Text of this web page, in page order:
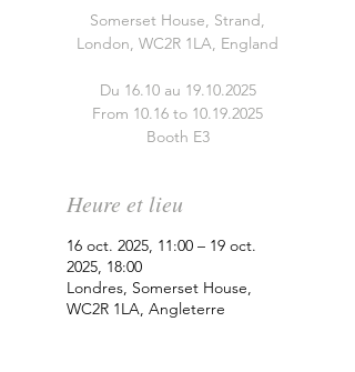
Somerset House, Strand,
London, WC2R 1LA, England
Du 16.10 au 19.10.2025
From 10.16 to 10.19.2025
Booth E3
Heure et lieu
16 oct. 2025, 11:00 – 19 oct.
2025, 18:00
Londres, Somerset House,
WC2R 1LA, Angleterre